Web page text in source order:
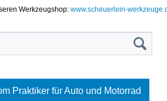
Werkzeugshop:www.scheuerlein-
Praktiker für Auto und Motorrad